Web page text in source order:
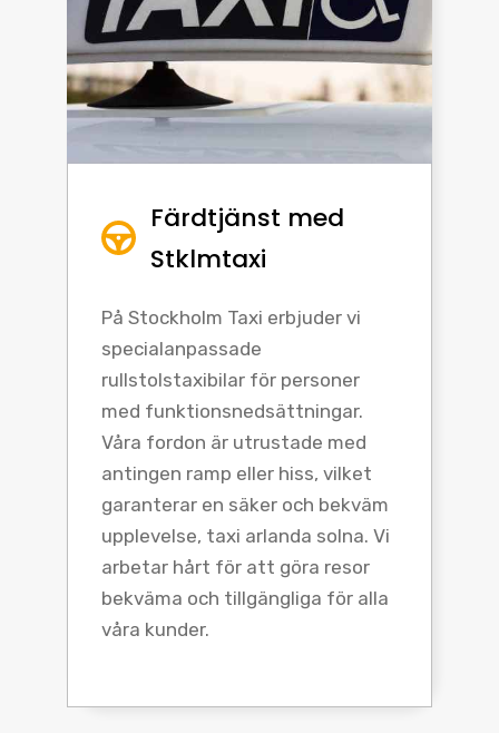
Färdtjänst med
Stklmtaxi
På Stockholm Taxi erbjuder vi
specialanpassade
rullstolstaxibilar för personer
med funktionsnedsättningar.
Våra fordon är utrustade med
antingen ramp eller hiss, vilket
garanterar en säker och bekväm
upplevelse, taxi arlanda solna. Vi
arbetar hårt för att göra resor
bekväma och tillgängliga för alla
våra kunder.